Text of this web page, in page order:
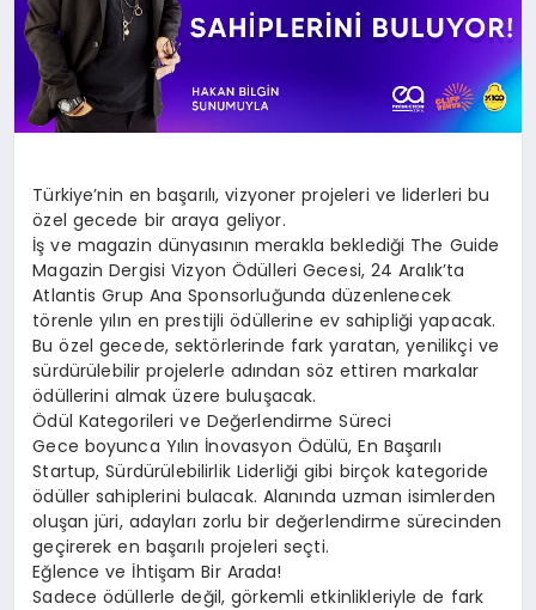
Türkiye’nin en başarılı, vizyoner projeleri ve liderleri bu
özel gecede bir araya geliyor.
İş ve magazin dünyasının merakla beklediği The Guide
Magazin Dergisi Vizyon Ödülleri Gecesi, 24 Aralık’ta
Atlantis Grup Ana Sponsorluğunda düzenlenecek
törenle yılın en prestijli ödüllerine ev sahipliği yapacak.
Bu özel gecede, sektörlerinde fark yaratan, yenilikçi ve
sürdürülebilir projelerle adından söz ettiren markalar
ödüllerini almak üzere buluşacak.
Ödül Kategorileri ve Değerlendirme Süreci
Gece boyunca Yılın İnovasyon Ödülü, En Başarılı
Startup, Sürdürülebilirlik Liderliği gibi birçok kategoride
ödüller sahiplerini bulacak. Alanında uzman isimlerden
oluşan jüri, adayları zorlu bir değerlendirme sürecinden
geçirerek en başarılı projeleri seçti.
Eğlence ve İhtişam Bir Arada!
Sadece ödüllerle değil, görkemli etkinlikleriyle de fark